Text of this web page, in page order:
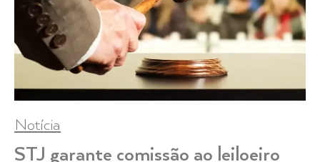
Notícia
STJ garante comissão ao leiloeiro